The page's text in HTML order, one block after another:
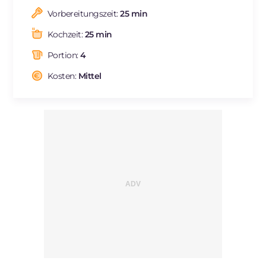
BR
Vorbereitungszeit:25 min
Kochzeit:25 min
Portion:4
Kosten: Mittel